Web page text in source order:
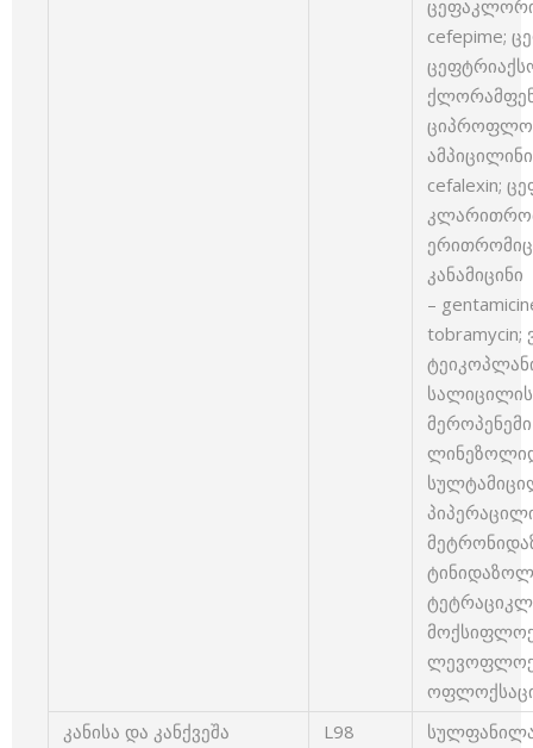
ცეფაკლორი
cefepime;
cefalexin;
–
tobramycin;
სალიცილის
კანისა და კანქვეშა
L98